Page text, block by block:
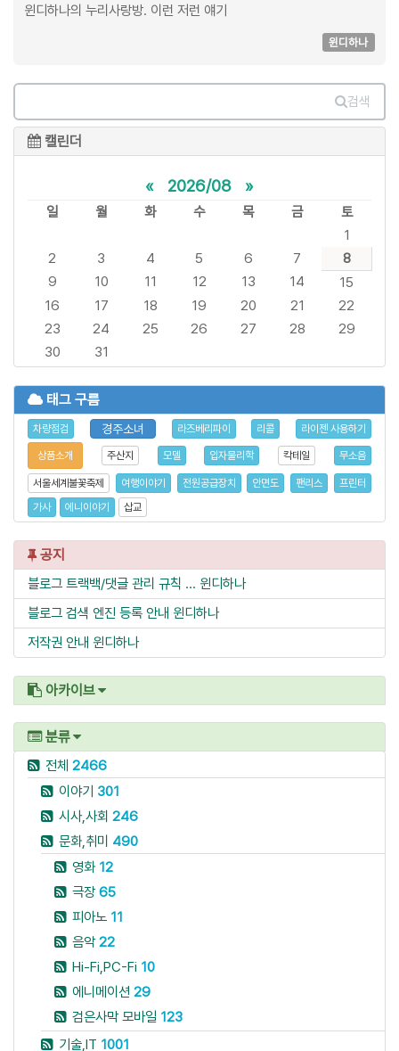
윈디하나의 누리사랑방. 이런 저런 얘기
윈디하나
검색
캘린더
« 2026/08 »
일 월 화 수 목 금
토
1
2
3 4 5 6 7
8
9
10 11 12 13 14
15
16
17 18 19 20 21
22
23
24 25 26 27 28
29
30
31
태그 구름
차량점검 경주소녀 라즈베리파이 리콜 라이젠 사용하기
상품소개 주산지 모델 입자물리학 칵테일 무소음
서울세계불꽃축제 여행이야기 전원공급장치 안면도 팬리스
프린터
가사
에니이야기 삽교
공지
블로그 트랙백/댓글 관리 규칙 ... 윈디하나
블로그 검색 엔진 등록 안내 윈디하나
저작권 안내 윈디하나
아카이브
분류
전체 2466
이야기 301
시사,사회 246
문화,취미 490
영화 12
극장65
피아노 11
음악22
Hi-Fi,PC-Fi 10
에니메이션 29
검은사막 모바일 123
기술,IT 1001